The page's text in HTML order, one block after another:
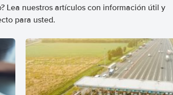
Lea nuestros artículos con información útil y
para usted.